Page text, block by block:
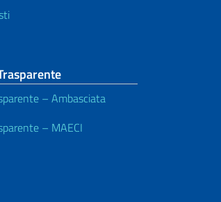
– Ambasciata
– MAECI